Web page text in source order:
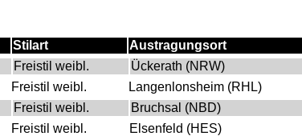
Stilart Austragungsort
Freistil weibl. Ückerath (NRW)
Freistil weibl. Langenlonsheim (RHL)
Freistil weibl. Bruchsal (NBD)
Freistil weibl. Elsenfeld (HES)